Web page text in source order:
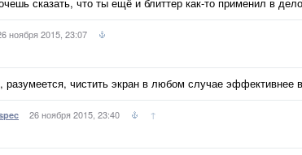
ноября 2015, 23:07
разумеется, чистить экран в любом случае эффективнее
26 ноября 2015, 23:40 ↑